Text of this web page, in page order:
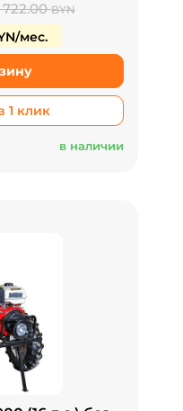
722.00BYN
мес.
1 клик
в наличии